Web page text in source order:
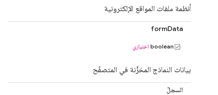
أنظمة ملفات المواقع الإلكترونية
formData
boolean اختياري
بيانات النماذج المخزَّنة في المتصفّح
السجلّ